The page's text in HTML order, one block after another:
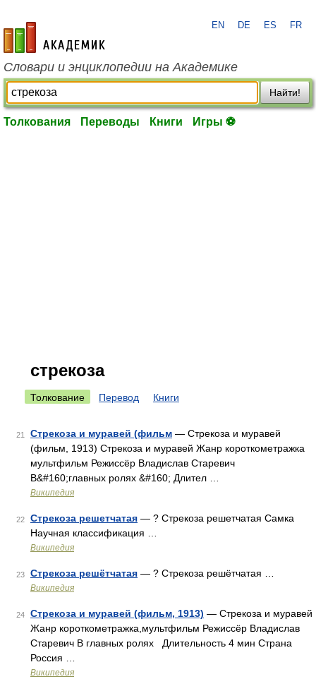
academic.ru
EN DE ES FR
Словари и энциклопедии на Академике
Найти!
Толкования Переводы Книги Игры ⚽
стрекоза
Толкование Перевод Книги
21 Стрекоза и муравей (фильм — Стрекоза и муравей
(фильм, 1913) Стрекоза и муравей Жанр короткометражка
мультфильм Режиссёр Владислав Старевич
В&#160;главных ролях &#160; Длител …
Википедия
22 Стрекоза решетчатая — ? Стрекоза решетчатая Самка
Научная классификация …
Википедия
23 Стрекоза решётчатая — ? Стрекоза решётчатая …
Википедия
24 Стрекоза и муравей (фильм, 1913) — Стрекоза и муравей
Жанр короткометражка,мультфильм Режиссёр Владислав
Старевич В главных ролях Длительность 4 мин Страна
Россия …
Википедия